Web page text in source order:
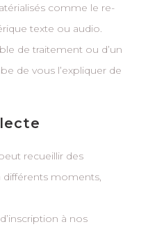
comme le re-
texte ou audio.
de traitement ou d’un
de vous l’expliquer de
recueillir des
moments,
à nos